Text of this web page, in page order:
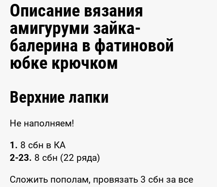
Описание вязания
амигуруми зайка-
балерина в фатиновой
юбке крючком
Верхние лапки
Не наполняем!
1. 8 сбн в КА
2-23. 8 сбн (22 ряда)
Сложить пополам, провязать 3 сбн за все